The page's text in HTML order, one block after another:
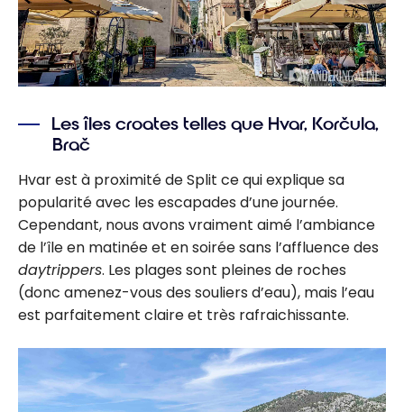
Les îles croates telles que Hvar, Korčula,
Brač
Hvar est à proximité de Split ce qui explique sa
popularité avec les escapades d’une journée.
Cependant, nous avons vraiment aimé l’ambiance
de l’île en matinée et en soirée sans l’affluence des
daytrippers. Les plages sont pleines de roches
(donc amenez-vous des souliers d’eau), mais l’eau
est parfaitement claire et très rafraichissante.